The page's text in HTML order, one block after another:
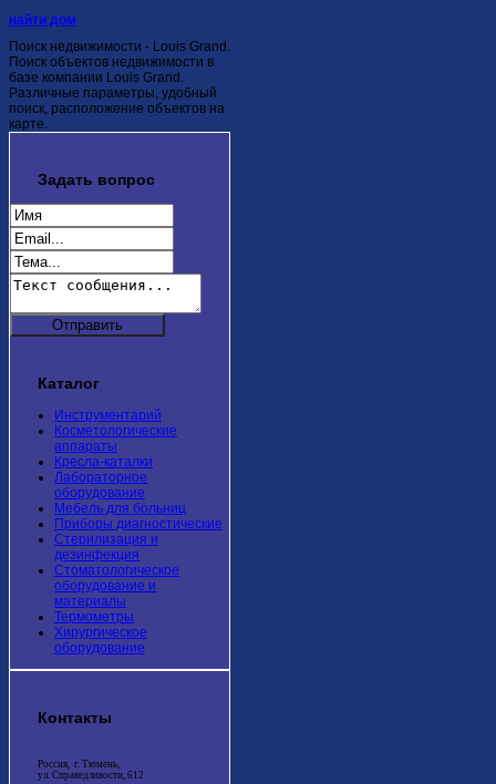
найти дом
Поиск недвижимости - Louis Grand.
Поиск объектов недвижимости в
базе компании Louis Grand.
Различные параметры, удобный
поиск, расположение объектов на
карте.
Задать вопрос
Каталог
Инструментарий
Косметологические
аппараты
Кресла-каталки
Лабораторное
оборудование
Мебель для больниц
Приборы диагностические
Стерилизация и
дезинфекция
Стоматологическое
оборудование и
материалы
Термометры
Хирургическое
оборудование
Контакты
Россия, г. Тюмень,
ул. Справедливости, 612